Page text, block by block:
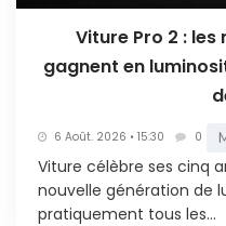
Viture Pro 2 : les
gagnent en
6 Août. 2026 • 15:30 0
Viture célèbre ses cinq
nouvelle génération de
pratiquement tous les...